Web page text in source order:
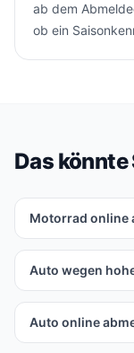
ab dem
ob ein
Das
Motorrad online
Auto wegen
Auto online